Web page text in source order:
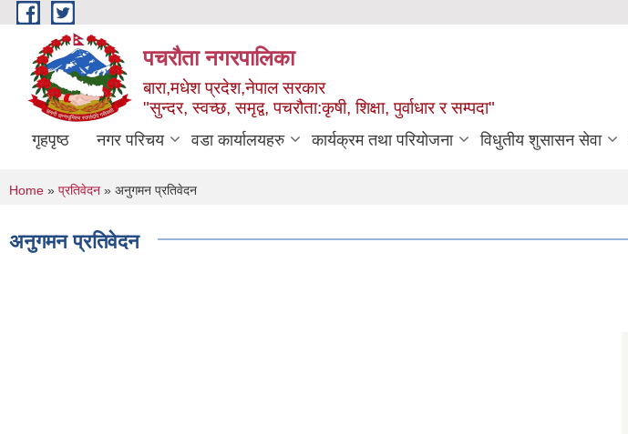
Skip to main content
पचरौता नगरपालिका
बारा,मधेश प्रदेश,नेपाल सरकार
"सुन्दर, स्वच्छ, समृद्व, पचरौता:कृषी, शिक्षा, पुर्वाधार र सम्पदा"
गृहपृष्ठ नगर परिचय वडा कार्यालयहरु कार्यक्रम तथा परियोजना विधुतीय शुसासन सेवा
You are here
Home » प्रतिवेदन » अनुगमन प्रतिवेदन
अनुगमन प्रतिवेदन